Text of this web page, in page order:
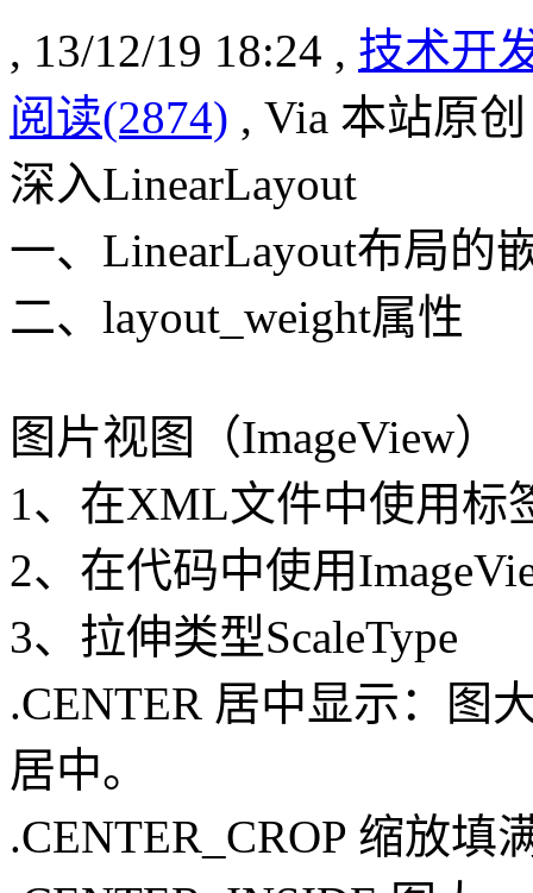
, 13/12/19 18:24 , 技术开
阅读(2874) , Via 本站原创
深入LinearLayout
一、LinearLayout布局的
二、layout_weight属性
图片视图（ImageView）
1、在XML文件中使用标
2、在代码中使用
3、拉伸类型ScaleType
.CENTER 居中显示：图
居中。
.CENTER_CROP 缩放填